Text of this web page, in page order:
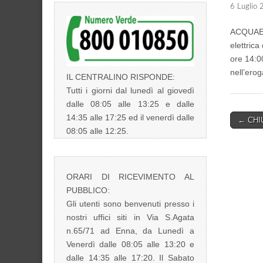
6 Luglio
elettrica
ore
Post
←
IL CENTRALINO RISPONDE:
Tutti i giorni dal lunedì al giovedì
dalle 08:05 alle 13:25 e dalle
14:35 alle 17:25 ed il venerdì dalle
08:05 alle 12:25.
ORARI DI RICEVIMENTO AL
PUBBLICO:
Gli utenti sono benvenuti presso i
nostri uffici siti in Via S.Agata
n.65/71 ad Enna, da Lunedì a
Venerdì dalle 08:05 alle 13:20 e
dalle 14:35 alle 17:20. Il Sabato